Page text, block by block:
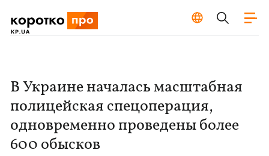
В Украине началась масштабная
полицейская спецоперация,
одновременно проведены более
600 обысков